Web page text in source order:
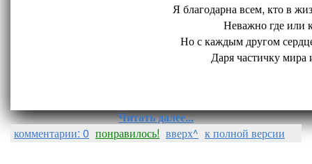
Я благодарна всем, кто в
Неважно где или
Но с каждым другом
Даря частичку мира
Читать далее...
комментарии: 0 понравилось! вверх^ к полной версии